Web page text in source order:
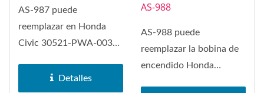
AS-987 puede
reemplazar en Honda
Civic 30521-PWA-003
Detalles
AS-988
AS-988 puede
reemplazar la bobina de
encendido Honda